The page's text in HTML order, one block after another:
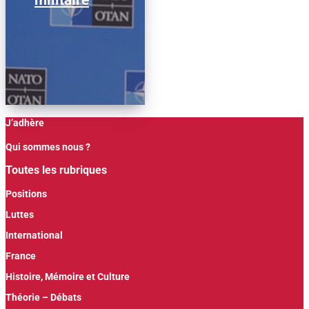
J’adhère
Qui sommes nous ?
Toutes les rubriques
Positions
Luttes
International
France
Histoire, Mémoire et Culture
Théorie – Débats